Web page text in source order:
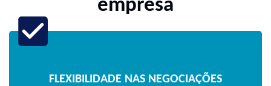
empresa
FLEXIBILIDADE NAS NEGOCIAÇÕES